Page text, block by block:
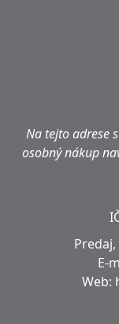
Na tejto adrese
osobný nákup
E-
Web: